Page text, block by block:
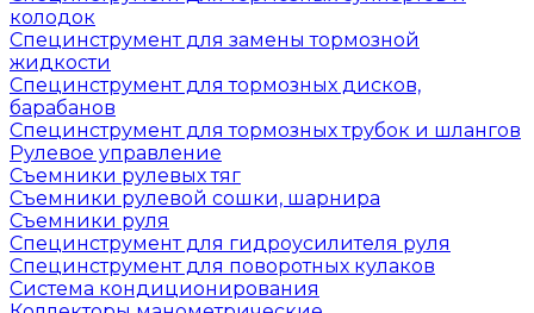
колодок
Специнструмент для замены тормозной
жидкости
Специнструмент для тормозных дисков,
барабанов
Специнструмент для тормозных трубок и шлангов
Рулевое управление
Съемники рулевых тяг
Съемники рулевой сошки, шарнира
Съемники руля
Специнструмент для гидроусилителя руля
Специнструмент для поворотных кулаков
Система кондиционирования